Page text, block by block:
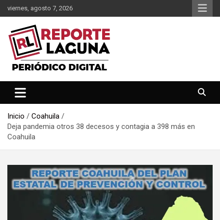
Saltar
al
contenido
viernes, agosto 7, 2026
Reporte Laguna
Inicio
Coahuila
Deja pandemia otros 38 decesos y contagia a 398 más en
Coahuila